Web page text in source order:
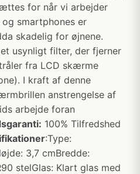
for når vi arbejder
smartphones er
skadelig for øjnene.
usynligt filter, der fjerner
fra LCD skærme
I kraft af denne
anstrengelse af
arbejde foran
100% Tilfredshed
:Type:
3,7 cmBredde:
stelGlas: Klart glas med